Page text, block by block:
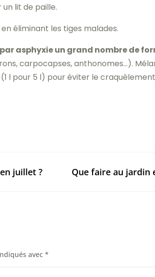
un lit de paille.
en éliminant les tiges malades.
asphyxie un grand nombre de
carpocapses, anthonomes…).
l pour 5 l) pour éviter le
juillet ? Que faire au jardin
avec*